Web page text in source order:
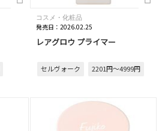
コスメ・化粧品
発売日：2026.02.25
レアグロウ プライマー
セルヴォーク 2201円～4999円